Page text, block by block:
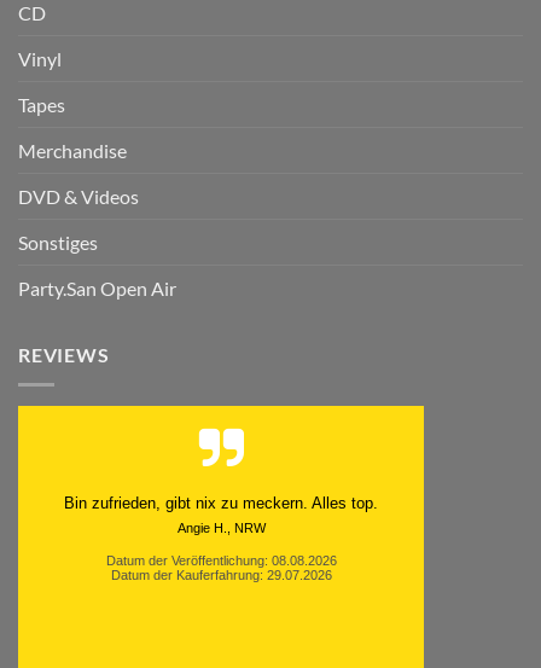
CD
Vinyl
Tapes
Merchandise
DVD & Videos
Sonstiges
Party.San Open Air
REVIEWS
Schnell. Zuverlässig. Klasse.
Datum der Veröffentlichung: 05.08.2026
Datum der Kauferfahrung: 29.07.2026